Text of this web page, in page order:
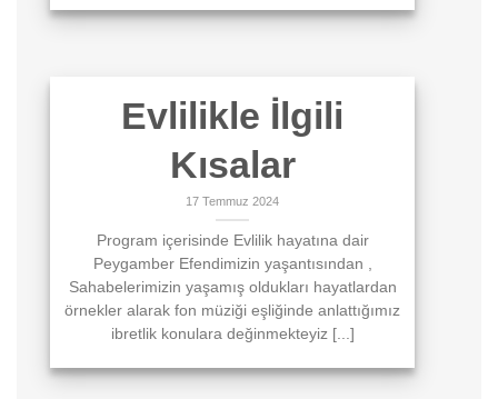
Evlilikle İlgili
Kısalar
17 Temmuz 2024
Program içerisinde Evlilik hayatına dair
Peygamber Efendimizin yaşantısından ,
Sahabelerimizin yaşamış oldukları hayatlardan
örnekler alarak fon müziği eşliğinde anlattığımız
ibretlik konulara değinmekteyiz [...]